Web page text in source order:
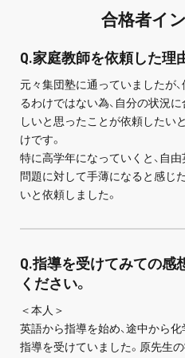
インフォメーション
採用情報
プライバシーポリシー
免責事項・著作権等
公
合格者イ
Q.家庭教師を依頼した理
元々集団塾に通っていましたが
るわけではない為、自分の状況
しいと思ったことが依頼したい
けです。
特に高学年になっていくと、自
問題に対して手薄になると感じ
いと依頼しました。
Q.指導を受けてみての感
ください。
＜本人＞
英語から指導を始め、途中から
指導を受けていました。原先生